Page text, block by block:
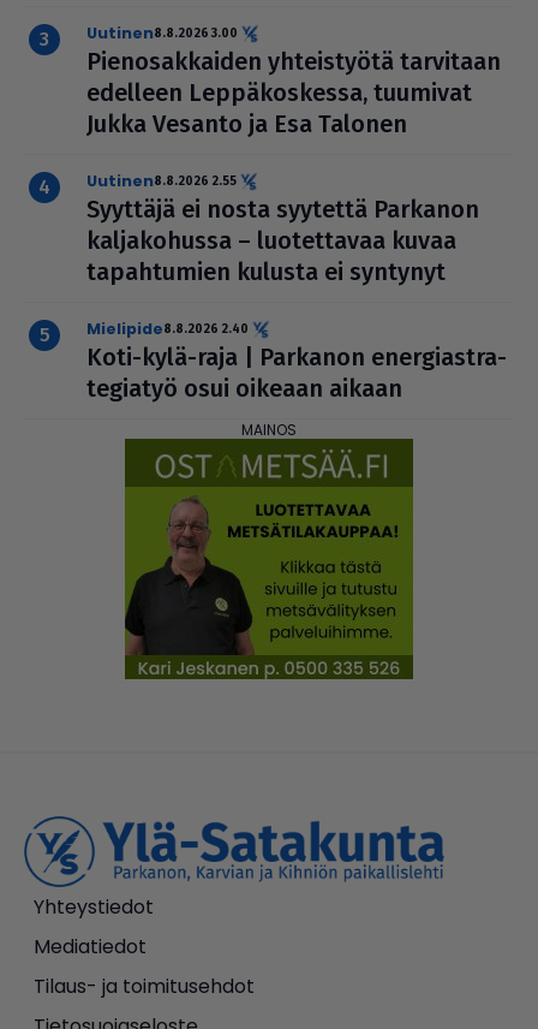
uutinen8.8.2026 3.00
Pie­no­sak­kai­den yhteis­työtä tarvitaan
edelleen Lep­pä­kos­kessa, tuumivat
Jukka Vesanto ja Esa Talonen
uutinen8.8.2026 2.55
Syyttäjä ei nosta syytettä Parkanon
kal­ja­ko­hussa – luo­tet­ta­vaa kuvaa
tapah­tu­mien kulusta ei syntynyt
mielipide8.8.2026 2.40
Koti-kylä-raja | Parkanon ener­gi­ast­ra­
te­gi­a­työ osui oikeaan aikaan
Yhteystiedot
Mediatiedot
Tilaus- ja toimitusehdot